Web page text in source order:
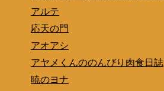
アルテ
応天の門
アオアシ
アヤメくんののんびり肉食日誌
暁のヨナ